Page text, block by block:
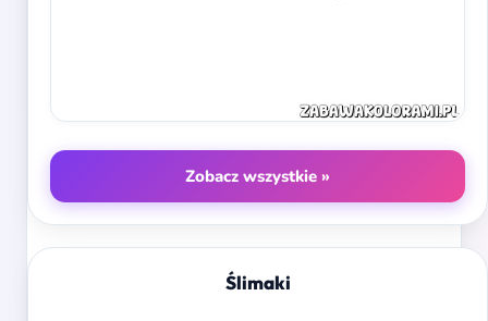
Zobacz wszystkie »
Ślimaki